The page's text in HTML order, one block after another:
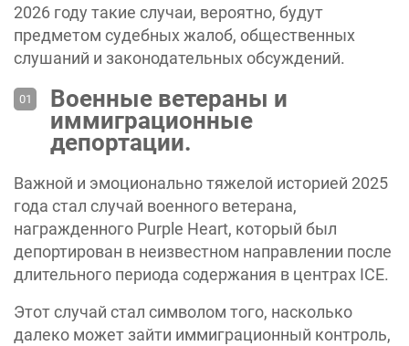
2026 году такие случаи, вероятно, будут
предметом судебных жалоб, общественных
слушаний и законодательных обсуждений.
Военные ветераны и
иммиграционные
депортации.
Важной и эмоционально тяжелой историей 2025
года стал случай военного ветерана,
награжденного Purple Heart, который был
депортирован в неизвестном направлении после
длительного периода содержания в центрах ICE.
Этот случай стал символом того, насколько
далеко может зайти иммиграционный контроль,